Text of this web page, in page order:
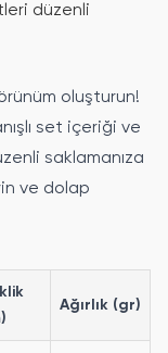
düzenli
oluşturun!
set içeriği ve
saklamanıza
ve dolap
Ağırlık (gr)